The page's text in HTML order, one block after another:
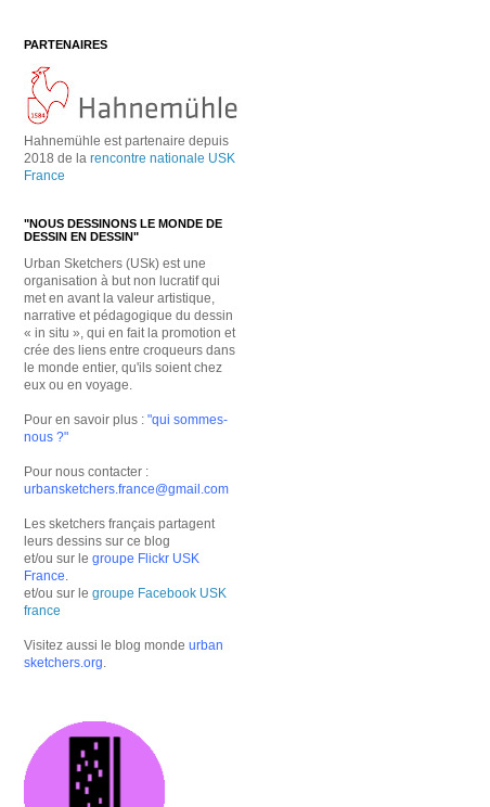
PARTENAIRES
Hahnemühle est partenaire depuis
2018 de la rencontre nationale USK
France
"NOUS DESSINONS LE MONDE DE
DESSIN EN DESSIN"
Urban Sketchers (USk) est une
organisation à but non lucratif qui
met en avant la valeur artistique,
narrative et pédagogique du dessin
« in situ », qui en fait la promotion et
crée des liens entre croqueurs dans
le monde entier, qu'ils soient chez
eux ou en voyage.
Pour en savoir plus : "qui sommes-
nous ?"
Pour nous contacter :
urbansketchers.france@gmail.com
Les sketchers français partagent
leurs dessins sur ce blog
et/ou sur le groupe Flickr USK
France
et/ou sur le groupe Facebook USK
france
Visitez aussi le blog monde urban
sketchers.org